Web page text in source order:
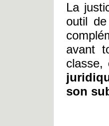
La
outil
avant
son